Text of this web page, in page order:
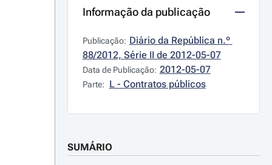
Informação da publicação
Publicação: Diário da República n.º
88/2012, Série II de 2012-05-07
Data de Publicação: 2012-05-07
Parte: L - Contratos públicos
SUMÁRIO